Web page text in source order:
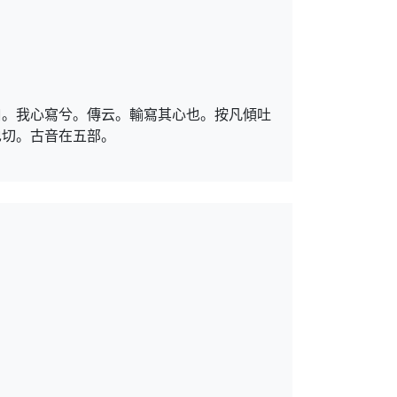
我心寫兮。傳云。輸寫其心也。按凡傾吐
。古音在五部。